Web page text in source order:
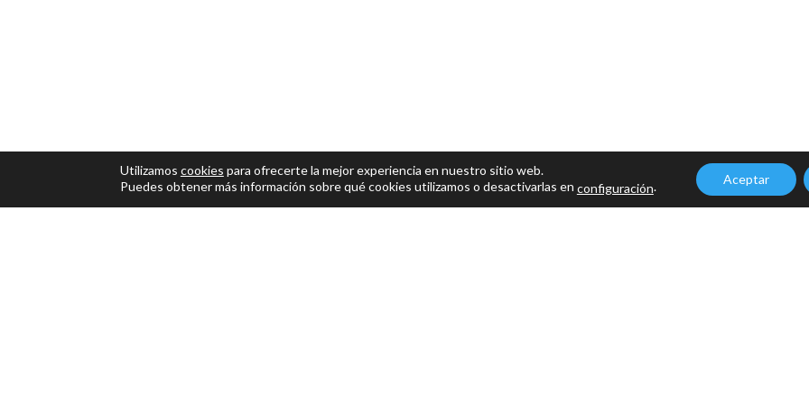
Utilizamos cookies para ofrecerte la mejor experiencia en nuestro sitio web.
Puedes obtener más información sobre qué cookies utilizamos o desactivarlas en configuración. Aceptar